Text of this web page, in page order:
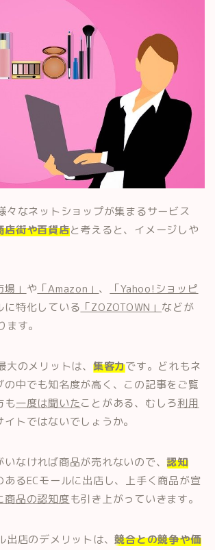
々なネットショップが集まるサービス
店街や百貨店と考えると、イメージしや
場」 や 「Amazon」 、
「Yahoo!ショッピ
に特化している 「ZOZOTOWN」 などが
す。
のメリットは、 集客力です。どれもネ
の中でも知名度が高く、この記事をご覧
も一度は聞いたことがある、むしろ利用
イトではないでしょうか。
いなければ商品が売れないので、認知
あるECモールに出店し、上手く商品が宣
商品の認知度も引き上がっていきます。
出店のデメリットは、競合との競争や価